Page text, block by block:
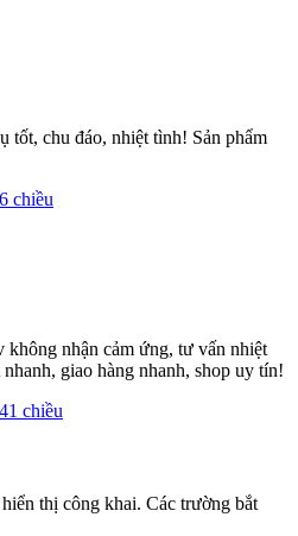
tốt, chu đáo, nhiệt tình! Sản phẩm
chiều
nhận cảm ứng, tư vấn nhiệt
giao hàng nhanh, shop uy tín!
chiều
thị công khai. Các trường bắt